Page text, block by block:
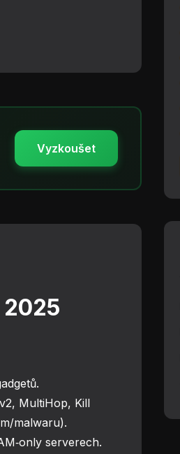
Vyzkoušet
MultiHop, Kill
malwaru).
serverech.